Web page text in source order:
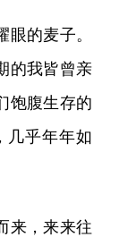
的麦子。
的我皆曾亲
饱腹生存的
几乎年年如
来，来来往